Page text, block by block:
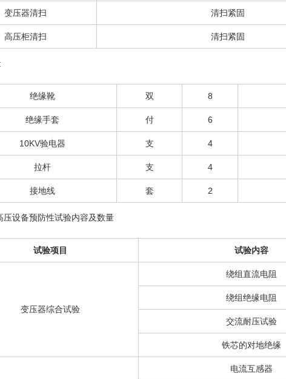
变压器清扫 清扫紧固
高压柜清扫 清扫紧固
绝缘靴 双 8
绝缘手套 付 6
10KV验电器 支 4
拉杆 支 4
接地线 套 2
压设备预防性试验内容及数量
试验项目 试验内容
变压器综合试验
绕组直流电阻
绕组绝缘电阻
交流耐压试验
铁芯的对地绝缘
电流互感器